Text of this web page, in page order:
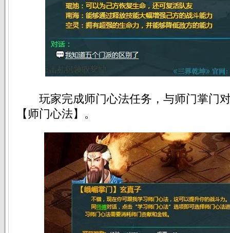
玩家完成师门心法任务，与师门掌门
【师门心法】。